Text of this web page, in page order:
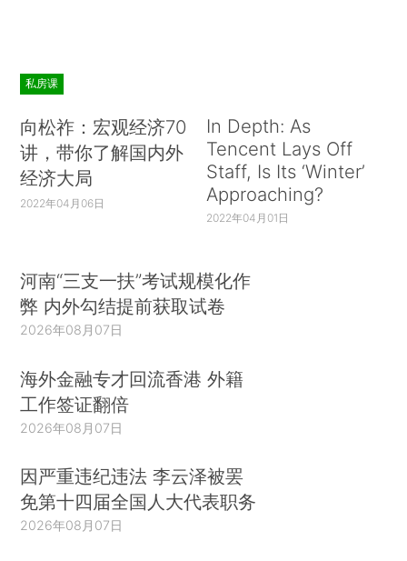
私房课
向松祚：宏观经济70
讲，带你了解国内外
经济大局
2022年04月06日
In Depth: As
Tencent Lays Off
Staff, Is Its ‘Winter’
Approaching?
2022年04月01日
河南“三支一扶”考试规模化作
弊 内外勾结提前获取试卷
2026年08月07日
海外金融专才回流香港 外籍
工作签证翻倍
2026年08月07日
因严重违纪违法 李云泽被罢
免第十四届全国人大代表职务
2026年08月07日